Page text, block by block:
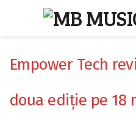
Empower Tech
doua ediție pe 18